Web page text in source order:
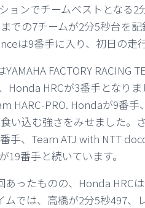
ョンでチームベストとなる
での7チームが2分5秒台を
は9番手に入り、初日の走
FACTORY RACING
Honda HRCが3番手となり
HARC-PRO. Hondaが9番手
い込む強さをみせました。
手、Team ATJ with NTT
番手と続いています。
ったものの、Honda HRC
では、高橋が2分5秒497、